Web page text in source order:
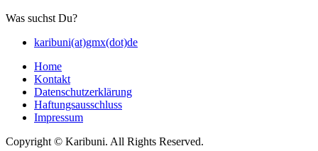
Was suchst Du?
karibuni(at)gmx(dot)de
Home
Kontakt
Datenschutzerklärung
Haftungsausschluss
Impressum
Copyright © Karibuni. All Rights Reserved.